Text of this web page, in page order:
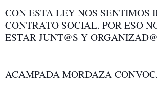
CON ESTA LEY NOS SENTIMOS
CONTRATO SOCIAL. POR ESO
ESTAR JUNT@S Y
ACAMPADA MORDAZA